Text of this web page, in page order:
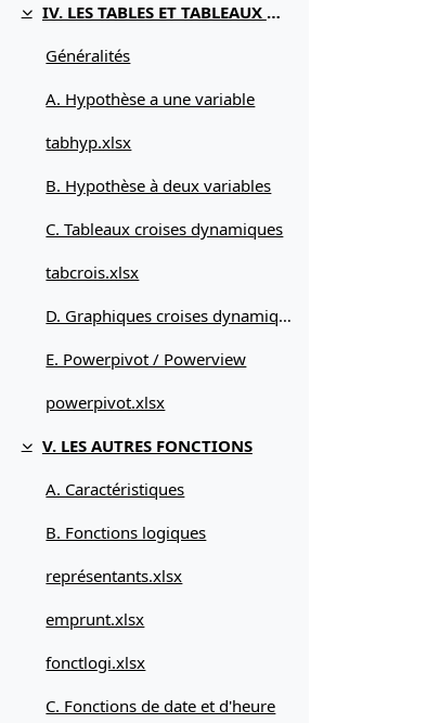
Replier
IV. LES TABLES ET TABLEAUX DE DONNÉES
Généralités
A. Hypothèse a une variable
tabhyp.xlsx
B. Hypothèse à deux variables
C. Tableaux croises dynamiques
tabcrois.xlsx
D. Graphiques croises dynamiques
E. Powerpivot / Powerview
powerpivot.xlsx
Replier
V. LES AUTRES FONCTIONS
A. Caractéristiques
B. Fonctions logiques
représentants.xlsx
emprunt.xlsx
fonctlogi.xlsx
C. Fonctions de date et d'heure